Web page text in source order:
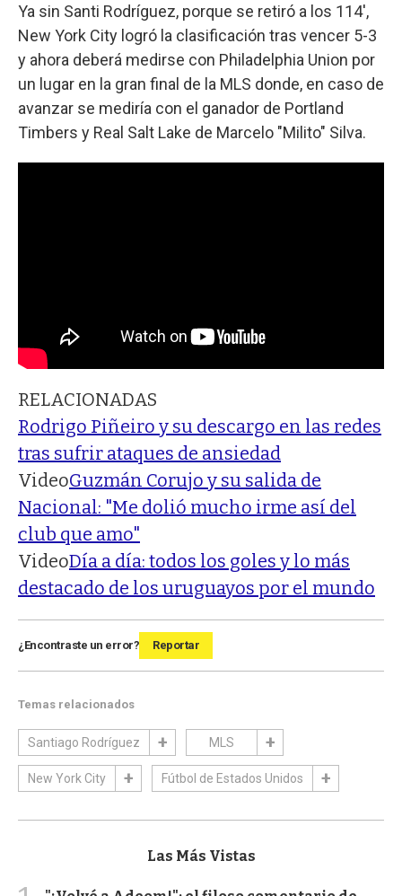
Ya sin Santi Rodríguez, porque se retiró a los 114',
New York City logró la clasificación tras vencer 5-3
y ahora deberá medirse con Philadelphia Union por
un lugar en la gran final de la MLS donde, en caso de
avanzar se mediría con el ganador de Portland
Timbers y Real Salt Lake de Marcelo "Milito" Silva.
RELACIONADAS
Rodrigo Piñeiro y su descargo en las redes
tras sufrir ataques de ansiedad
VideoGuzmán Corujo y su salida de
Nacional: "Me dolió mucho irme así del
club que amo"
VideoDía a día: todos los goles y lo más
destacado de los uruguayos por el mundo
¿Encontraste un error? Reportar
Temas relacionados
Santiago Rodríguez MLS
New York City Fútbol de Estados Unidos
Las Más Vistas